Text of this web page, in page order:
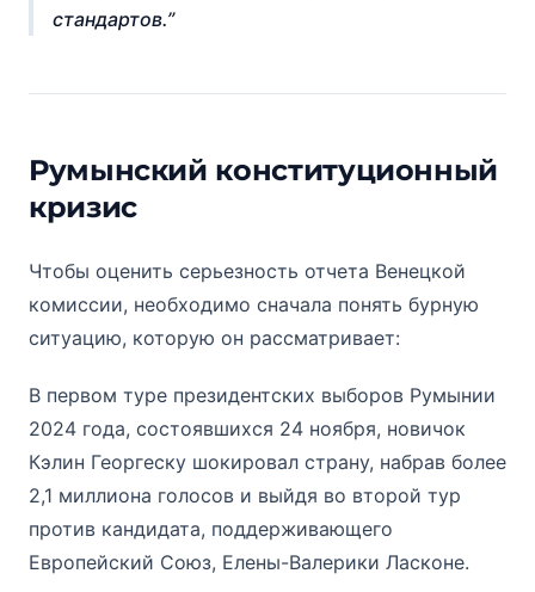
стандартов.
Румынский конституционный
кризис
Чтобы оценить серьезность отчета Венецкой
комиссии, необходимо сначала понять бурную
ситуацию, которую он рассматривает:
В первом туре президентских выборов Румынии
2024 года, состоявшихся 24 ноября, новичок
Кэлин Георгеcку шокировал страну, набрав более
2,1 миллиона голосов и выйдя во второй тур
против кандидата, поддерживающего
Европейский Союз, Елены-Валерики Ласконе.